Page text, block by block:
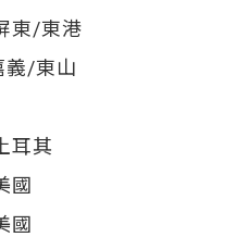
東/東港
/東山
耳其
國
國